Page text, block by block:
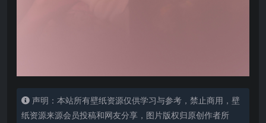
声明：本站所有壁纸资源仅供学习与参考，禁止商用，壁
纸资源来源会员投稿和网友分享，图片版权归原创作者所